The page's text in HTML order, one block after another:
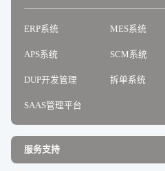
ERP系统 MES系统
APS系统 SCM系统
DUP开发管理 拆单系统
SAAS管理平台
服务支持